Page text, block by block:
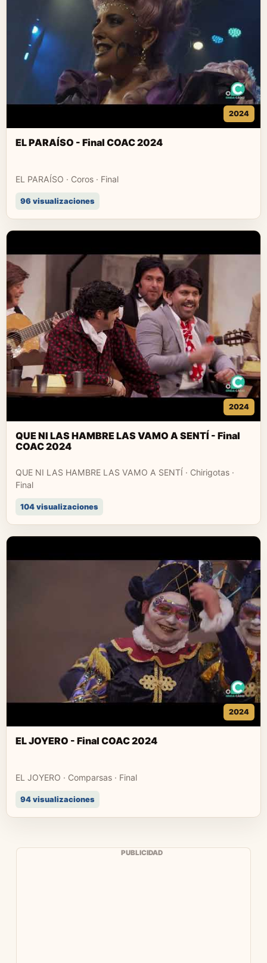
2024
EL PARAÍSO - Final COAC 2024
EL PARAÍSO · Coros · Final
96 visualizaciones
2024
QUE NI LAS HAMBRE LAS VAMO A SENTÍ - Final
COAC 2024
QUE NI LAS HAMBRE LAS VAMO A SENTÍ · Chirigotas ·
Final
104 visualizaciones
2024
EL JOYERO - Final COAC 2024
EL JOYERO · Comparsas · Final
94 visualizaciones
PUBLICIDAD